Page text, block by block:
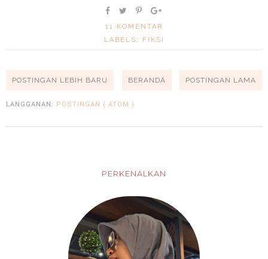
11 KOMENTAR
LABELS:
FIKSI
POSTINGAN LEBIH BARU POSTINGAN LAMA
BERANDA
LANGGANAN: POSTINGAN ( ATOM )
PERKENALKAN